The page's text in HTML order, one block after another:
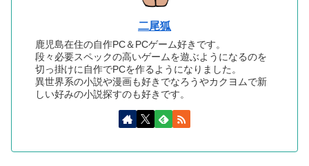
二尾狐
鹿児島在住の自作PC＆PCゲーム好きです。
段々必要スペックの高いゲームを遊ぶようになるのを
切っ掛けに自作でPCを作るようになりました。
異世界系の小説や漫画も好きでなろうやカクヨムで新
しい好みの小説探すのも好きです。